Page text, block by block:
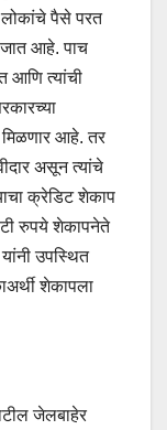
लोकांचे पैसे परत
आहे. पाच
आणि त्यांची
मिळणार आहे. तर
असून त्यांचे
क्रेडिट शेकाप
रुपये शेकापनेते
उपस्थित
शेकापला
जेलबाहेर